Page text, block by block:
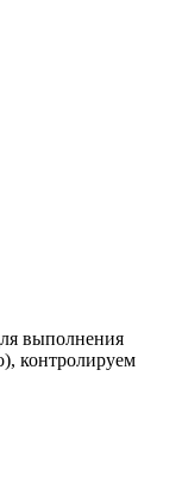
выполнения
контролируем